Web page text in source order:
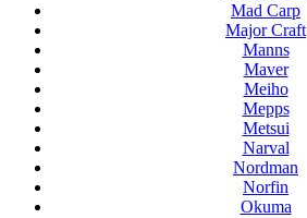
Mad Carp
Major Craft
Manns
Maver
Meiho
Mepps
Metsui
Narval
Nordman
Norfin
Okuma